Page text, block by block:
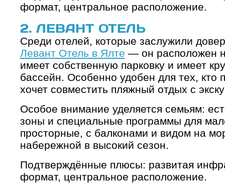
формат, центральное расположение.
2. ЛЕВАНТ ОТЕЛЬ
Среди отелей, которые заслужили
Левант Отель в Ялте — он расположен
имеет собственную парковку и имеет
бассейн. Особенно удобен для тех, кто
хочет совместить пляжный отдых с
Особое внимание уделяется семьям:
зоны и специальные программы для
просторные, с балконами и видом на
набережной в высокий сезон.
Подтверждённые плюсы: развитая
формат, центральное расположение.